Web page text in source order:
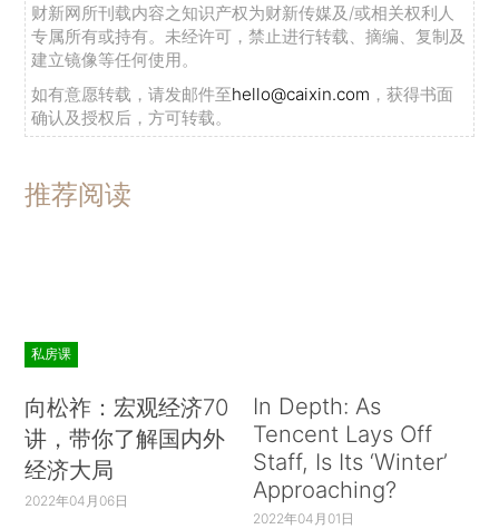
财新网所刊载内容之知识产权为财新传媒及/或相关权利人
专属所有或持有。未经许可，禁止进行转载、摘编、复制及
建立镜像等任何使用。
如有意愿转载，请发邮件至hello@caixin.com ，获得书面
确认及授权后，方可转载。
推荐阅读
私房课
向松祚：宏观经济70
讲，带你了解国内外
经济大局
2022年04月06日
In Depth: As
Tencent Lays Off
Staff, Is Its ‘Winter’
Approaching?
2022年04月01日